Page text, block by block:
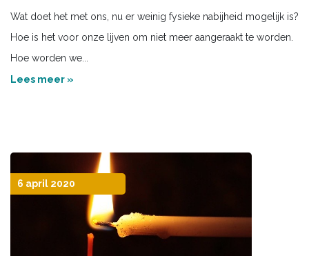
Wat doet het met ons, nu er weinig fysieke nabijheid mogelijk is?
Hoe is het voor onze lijven om niet meer aangeraakt te worden.
Hoe worden we...
Lees meer »
6 april 2020